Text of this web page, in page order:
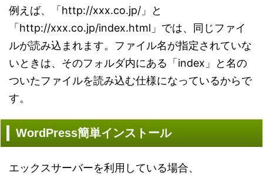
例えば、「http://xxx.co.jp/」と
「http://xxx.co.jp/index.html」では、同じファイ
ルが読み込まれます。ファイル名が指定されていな
いときは、そのフォルダ内にある「index」と名の
ついたファイルを読み込む仕様になっているからで
す。
WordPress簡単インストール
エックスサーバーを利用している場合、